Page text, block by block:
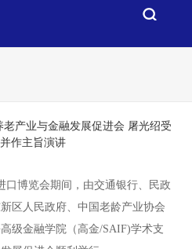
产业与金融发展促进会 屠光绍受
作主旨演讲
口博览会期间，由交通银行、民政
区人民政府、中国老龄产业协会
级金融学院（高金/SAIF)学术支